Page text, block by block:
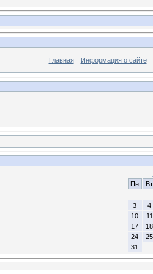
Главная Информация о сайте
Пн
Вт
3
4
10
11
17
18
24
25
31